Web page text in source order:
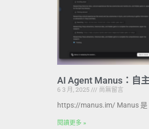
AI Agent Manus：自
6 3 月, 2025
尚無留言
https://manus.im/ Manus 是
閱讀更多 »